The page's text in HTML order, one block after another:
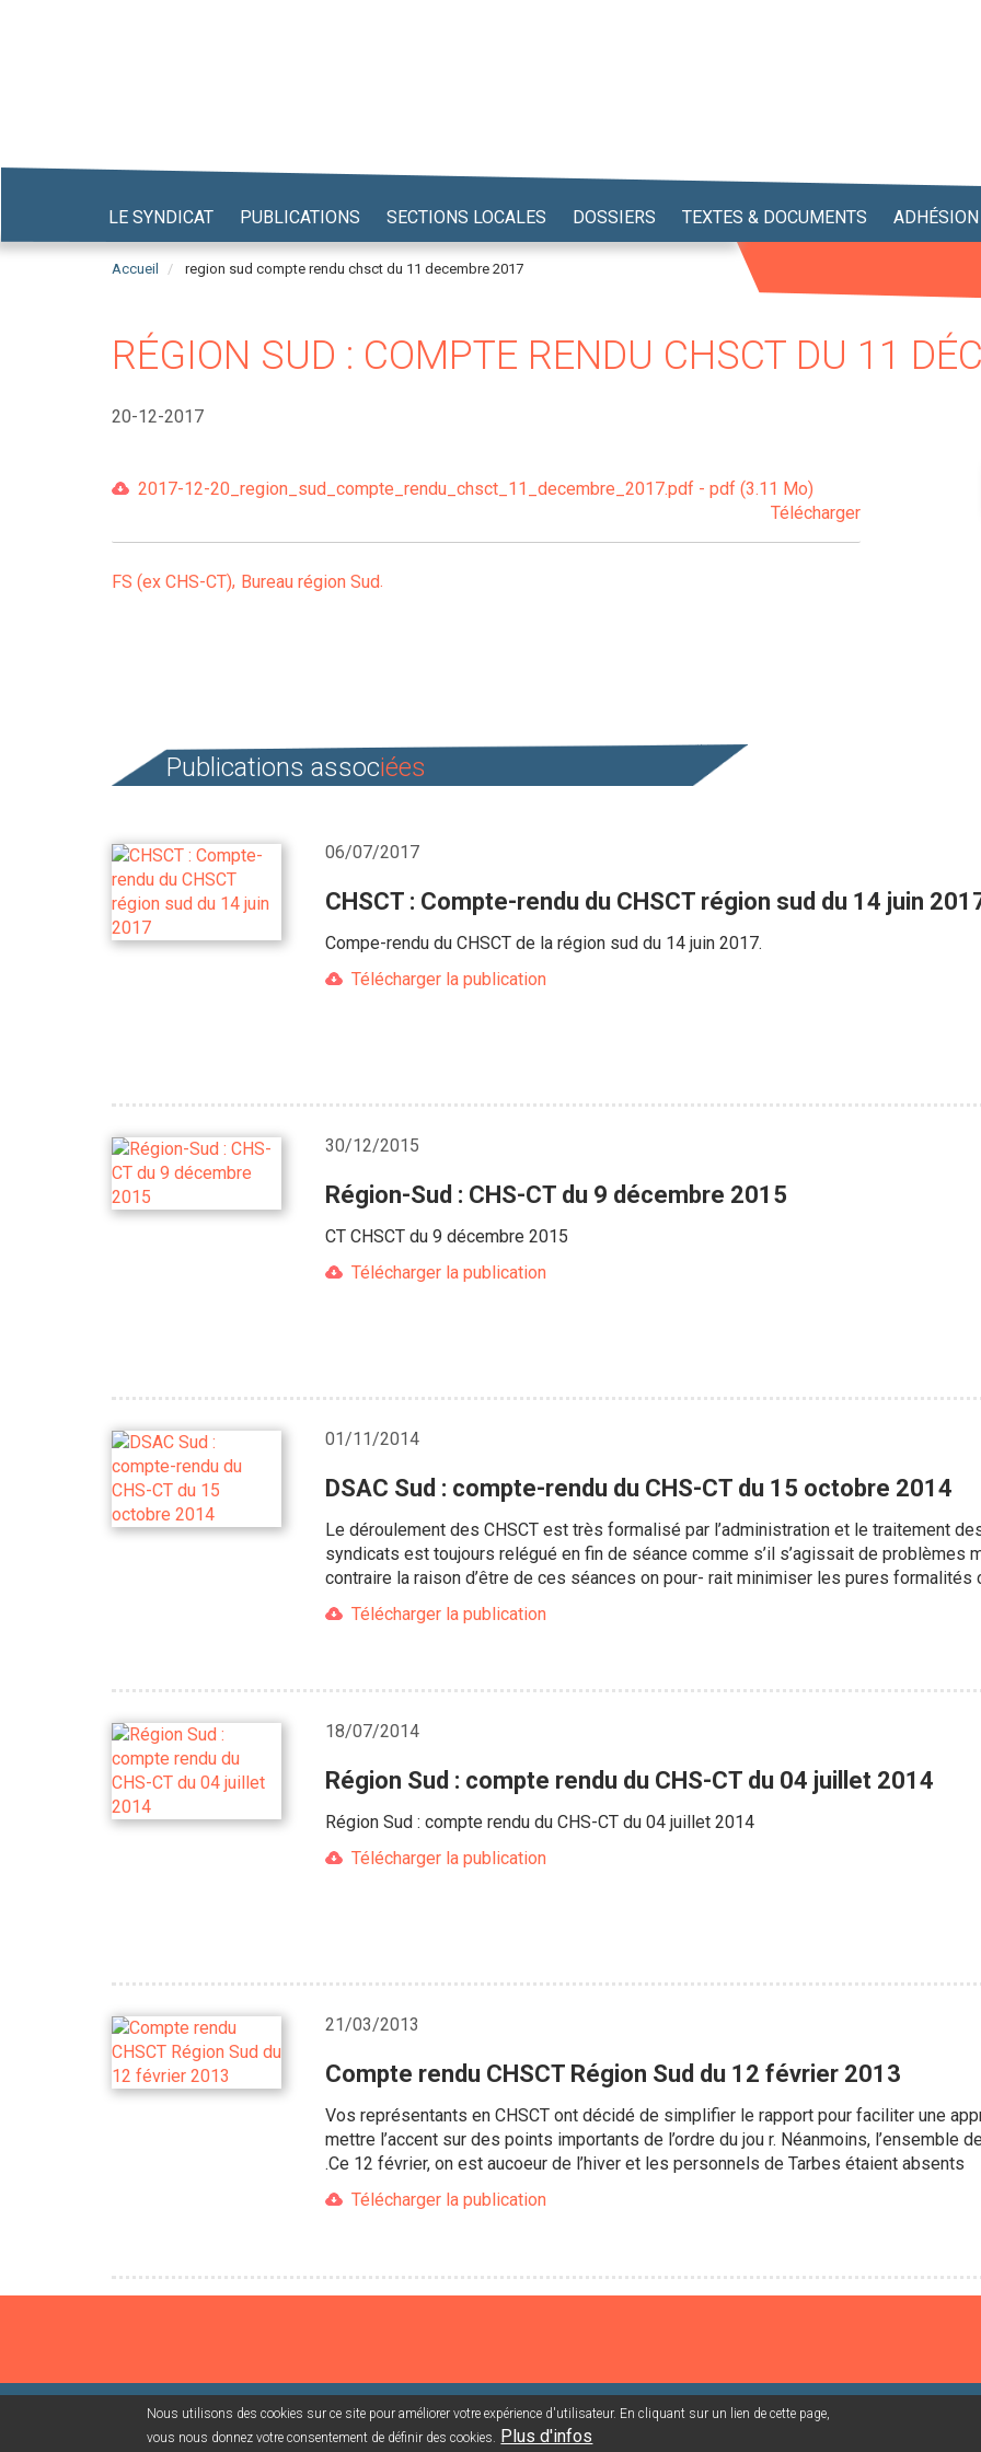
LE SYNDICAT PUBLICATIONS SECTIONS LOCALES DOSSIERS TEXTES & DOCUMENTS ADHÉSION
Accueil region sud compte rendu chsct du 11 decembre 2017
RÉGION SUD : COMPTE RENDU CHSCT DU 11
20-12-2017
2017-12-20_region_sud_compte_rendu_chsct_11_decembre_2017.pdf - pdf (3.11 Mo)
Télécharger
FS (ex CHS-CT) Bureau région Sud
Publications associées
06/07/2017
CHSCT : Compte-rendu du CHSCT région sud du 14 juin
Compe-rendu du CHSCT de la région sud du 14 juin 2017.
Télécharger la publication
30/12/2015
Région-Sud : CHS-CT du 9 décembre 2015
CT CHSCT du 9 décembre 2015
Télécharger la publication
01/11/2014
DSAC Sud : compte-rendu du CHS-CT du 15 octobre 2014
Le déroulement des CHSCT est très formalisé par l’administration et le traitement
syndicats est toujours relégué en fin de séance comme s’il s’agissait de problèmes
contraire la raison d’être de ces séances on pour- rait minimiser les pures
Télécharger la publication
18/07/2014
Région Sud : compte rendu du CHS-CT du 04 juillet 2014
Région Sud : compte rendu du CHS-CT du 04 juillet 2014
Télécharger la publication
21/03/2013
Compte rendu CHSCT Région Sud du 12 février 2013
Vos représentants en CHSCT ont décidé de simplifier le rapport pour faciliter une
mettre l’accent sur des points importants de l’ordre du jou r. Néanmoins,
.Ce 12 février, on est aucoeur de l’hiver et les personnels de Tarbes étaient absents
Télécharger la publication
©2026 USACcgt Mentions légales Contact Campagnes mailing/abonnement Connexion adhérent
Nous utilisons des cookies sur ce site pour améliorer votre expérience d'utilisateur. En cliquant sur un lien de cette page,
vous nous donnez votre consentement de définir des cookies. Plus d'infos